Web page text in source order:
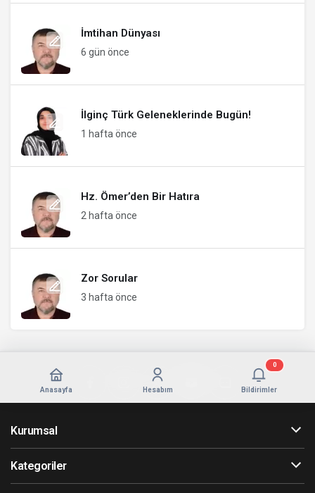
İmtihan Dünyası
6 gün önce
İlginç Türk Geleneklerinde Bugün!
1 hafta önce
Hz. Ömer’den Bir Hatıra
2 hafta önce
Zor Sorular
3 hafta önce
Anasayfa Hesabım Bildirimler
0
Kurumsal
Kategoriler